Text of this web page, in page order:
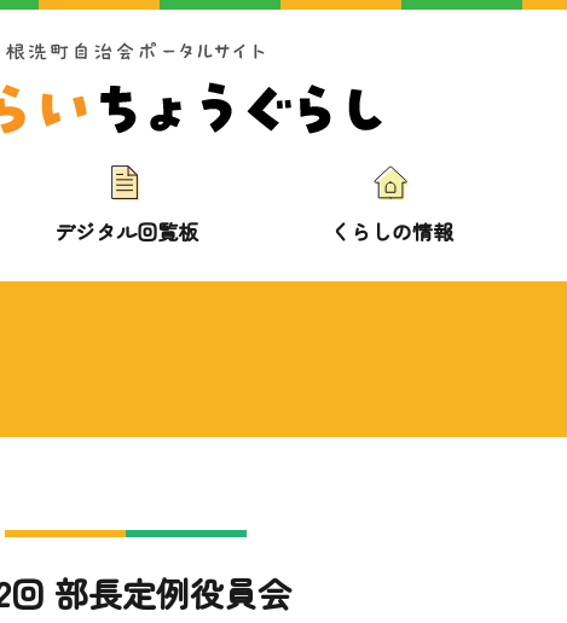
デジタル回覧板 くらしの情報
回 部長定例役員会